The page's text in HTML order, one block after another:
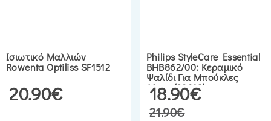
Ισιωτικό Μαλλιών
Rowenta Optiliss SF1512
20.90€
Philips StyleCare Essential
BHB862/00: Κεραμικό
Ψαλίδι Για Μπούκλες
16mm (200°C)
18.90€
21.90€